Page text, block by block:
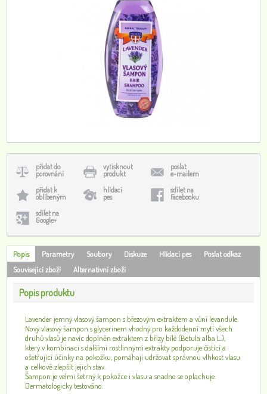
přidat do
porovnání
vytisknout
produkt
poslat
e-mailem
přidat k
oblíbeným
hlídací
pes
sdílet na
Facebooku
sdílet na
Google+
Popis Parametry Soubory Diskuze Hlídací pes
Poslat odkaz
Související zboží
Alternativní zboží
Popis produktu
Lavender jemný vlasový šampon s březovým extraktem a vůní levandule.
Nový vlasový šampon s glycerinem vhodný pro každodenní mytí všech
druhů vlasů je navíc doplněn extraktem z břízy bílé (Betula alba L.),
který v kombinaci s dalšími rostlinnými extrakty podporuje čistící a
ošetřující účinky na pokožku, pomáhají udržovat správnou vlhkost vlasu
a celkově zlepšit jejich stav.
Šampon je velmi šetrný k pokožce i vlasu a snadno se oplachuje.
Dermatologicky testováno.